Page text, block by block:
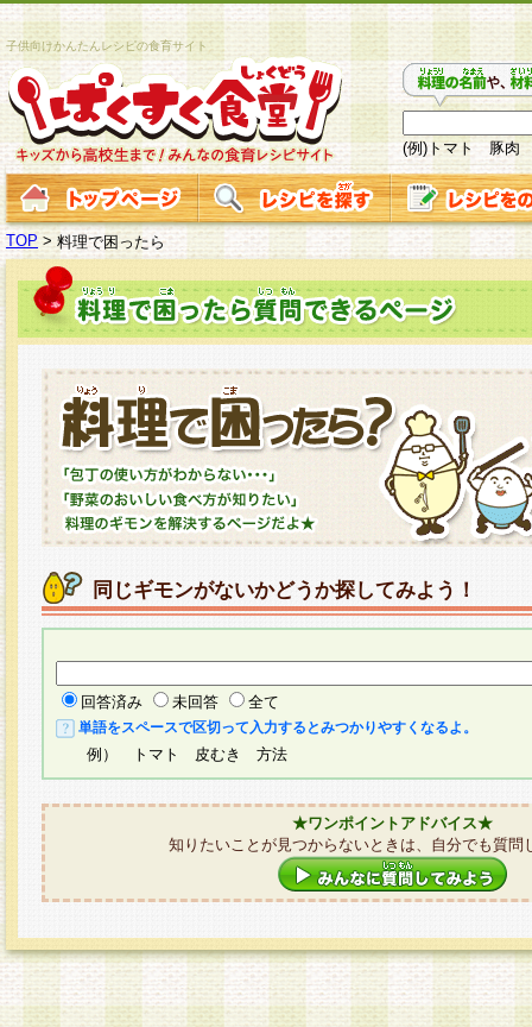
子供向けかんたんレシピの食育サイト
(例)トマト 豚肉
TOP >料理で困ったら
同じギモンがないかどうか探してみよう！
回答済み 未回答 全て
単語をスペースで区切って入力するとみつかりやすくなるよ。
例） トマト 皮むき 方法
★ワンポイントアドバイス★
知りたいことが見つからないときは、自分でも質問